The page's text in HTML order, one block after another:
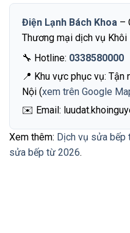
Điện Lạnh Bách Khoa –
Thương mại dịch vụ Khôi
🔧 Hotline: 0338580000
📍 Khu vực phục vụ: Tận
Nội (xem trên Google
✉️ Email:
Xem thêm: Dịch vụ sửa bếp
sửa bếp từ 2026.